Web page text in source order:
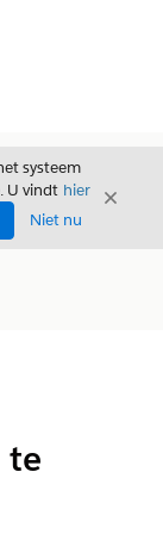
systeem
U vindt hier
Niet nu
Sluiten
te